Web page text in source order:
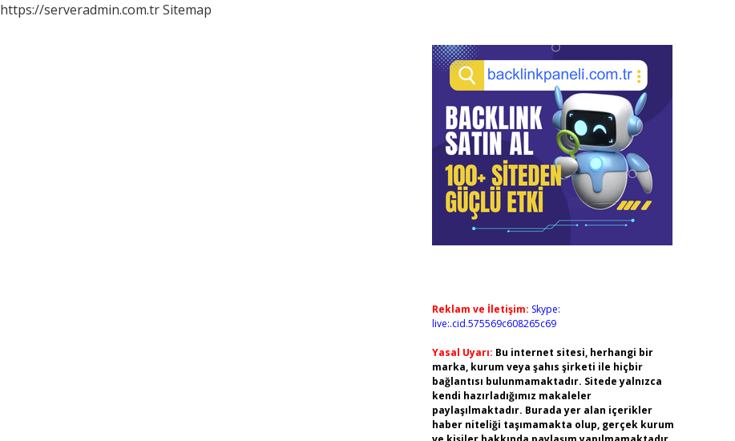
https://serveradmin.com.trSitemap
Reklam ve İletişim: Skype:
live:.cid.575569c608265c69
Yasal Uyarı: Bu internet sitesi, herhangi bir
marka, kurum veya şahıs şirketi ile hiçbir
bağlantısı bulunmamaktadır. Sitede yalnızca
kendi hazırladığımız makaleler
paylaşılmaktadır. Burada yer alan içerikler
haber niteliği taşımamakta olup, gerçek kurum